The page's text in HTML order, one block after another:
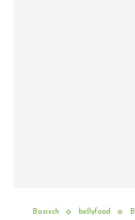
Basisch bellyfood